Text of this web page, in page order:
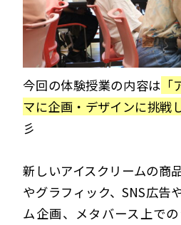
今回の体験授業の内容は
マに企画・デザインに挑戦
彡
新しいアイスクリームの商
やグラフィック、SNS広告
ム企画、メタバース上で